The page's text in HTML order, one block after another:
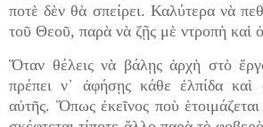
ποτὲ δὲν θὰ σπείρει. Καλύτερα νὰ
τοῦ Θεοῦ, παρὰ νὰ ζῇς μὲ ντροπὴ καὶ
Ὅταν θέλεις νὰ βάλῃς ἀρχὴ στὸ
πρέπει ν᾿ ἀφήσῃς κάθε ἐλπίδα καὶ
αὐτῆς. Ὅπως ἐκεῖνος ποὺ